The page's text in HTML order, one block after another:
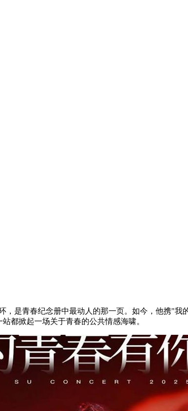
，是青春纪念册中最动人的那一页。如今，他携"我
站都掀起一场关于青春的公共情感海啸。